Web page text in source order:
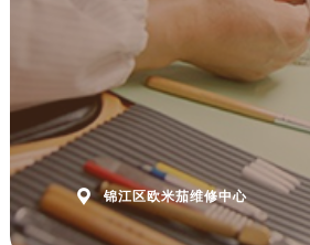
 锦江区欧米茄维修中心